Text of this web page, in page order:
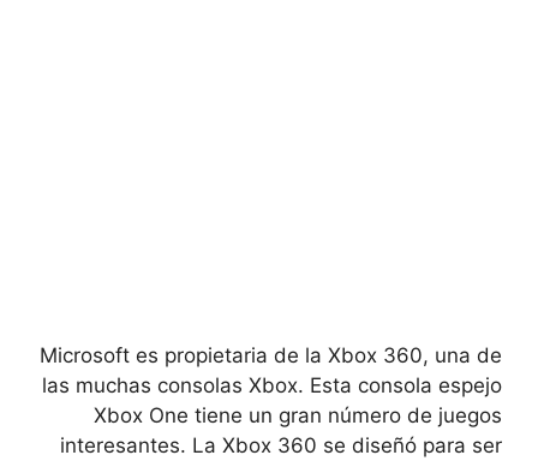
Microsoft es propietaria de la Xbox 360, una de
las muchas consolas Xbox. Esta consola espejo
Xbox One tiene un gran número de juegos
interesantes. La Xbox 360 se diseñó para ser